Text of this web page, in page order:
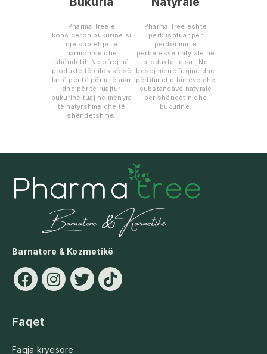
Pharma Tree e
konsideron bukurinë si
një shprehje të
harmonisë dhe
shëndetit. Ne ofrojmë
produkte të cilësisë së
lartë për të përmirësuar
dhe për të ruajtur
bukurinë tuaj në mënyra
të natyrshme dhe të
shëndetshme.
Pharma Tree është
përkushtuar për
përdorimin e
përbërësve natyralë në
produktet e saj. Ne
besojmë në fuqinë dhe
përfitimet e bimëve dhe
substancave natyrale
për shëndetin dhe
bukurinë.
Barnatore & Kozmetikë
Faqet
Faqja kryesore